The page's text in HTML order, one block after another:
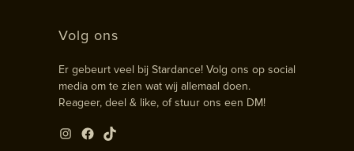
Volg ons
Er gebeurt veel bij Stardance! Volg ons op social
media om te zien wat wij allemaal doen.
Reageer, deel & like, of stuur ons een DM!
Instagram
Facebook
TikTok